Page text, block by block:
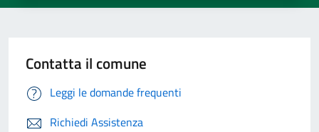
Contatta il comune
Leggi le domande frequenti
Richiedi Assistenza